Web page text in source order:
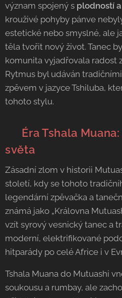
význam spojený s plodností
krouživé pohyby pánve
estetické nebo smyslné, ale
těla tvořit nový život. Tanec
komunita vyjadřovala radost
Rytmus byl udáván
zpěvem v jazyce Tshiluba,
tohoto stylu.
​🎤 Éra Tshala
světa
​Zásadní zlom v historii
století, kdy se tohoto
legendární zpěvačka a
známá jako „Královna
vzít syrový vesnický tanec a
moderní, elektrifikované
hitparády po celé Africe i v
​Tshala Muana do Mutuashi
soukousu a rumbay, ale